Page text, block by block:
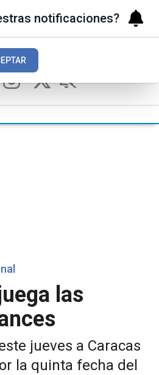
las
jueves a Caracas
la quinta fecha del
notificaciones?